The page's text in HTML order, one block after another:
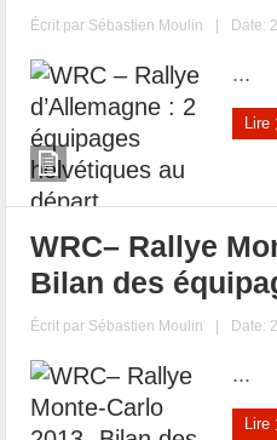
Écrit par Sébastien Moulin | Date:
...
Lire
WRC– Rallye
Bilan des
Écrit par Sébastien Moulin | Date:
...
Lire